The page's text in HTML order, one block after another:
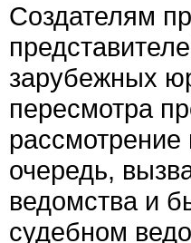
Создателям
зарубежных
пересмотра
рассмотрение
очередь,
ведомства и
судебном